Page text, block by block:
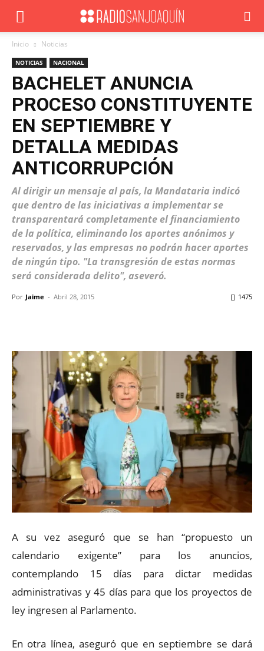
Inicio Noticias
NOTICIAS NACIONAL
BACHELET ANUNCIA
PROCESO CONSTITUYENTE
EN SEPTIEMBRE Y
DETALLA MEDIDAS
ANTICORRUPCIÓN
Al dirigir un mensaje al país, la Mandataria indicó
que dentro de las iniciativas a implementar se
transparentará completamente el financiamiento
de la política, eliminando los aportes anónimos y
reservados, y las empresas no podrán hacer aportes
de ningún tipo. "La transgresión de estas normas
será considerada delito", aseveró.
Por Jaime - Abril 28, 2015 1475
A su vez aseguró que se han “propuesto un
calendario exigente” para los anuncios,
contemplando 15 días para dictar medidas
administrativas y 45 días para que los proyectos de
ley ingresen al Parlamento.
En otra línea, aseguró que en septiembre se dará